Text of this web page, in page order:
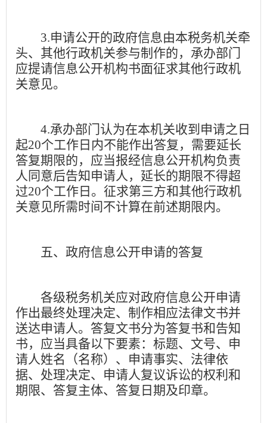
3.申请公开的政府信息由本税务机关牵
头、其他行政机关参与制作的，承办部门
应提请信息公开机构书面征求其他行政机
关意见。
4.承办部门认为在本机关收到申请之日
起20个工作日内不能作出答复，需要延长
答复期限的，应当报经信息公开机构负责
人同意后告知申请人，延长的期限不得超
过20个工作日。征求第三方和其他行政机
关意见所需时间不计算在前述期限内。
五、政府信息公开申请的答复
各级税务机关应对政府信息公开申请
作出最终处理决定、制作相应法律文书并
送达申请人。答复文书分为答复书和告知
书，应当具备以下要素：标题、文号、申
请人姓名（名称）、申请事实、法律依
据、处理决定、申请人复议诉讼的权利和
期限、答复主体、答复日期及印章。